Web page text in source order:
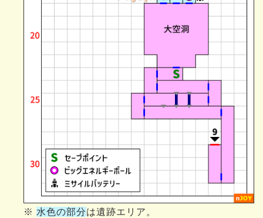
※ 水色の部分は遺跡エリア。